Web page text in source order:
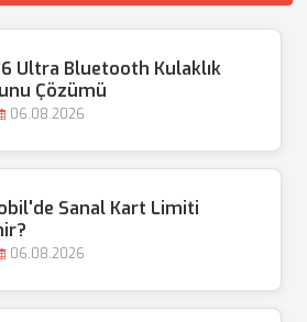
Ultra Bluetooth Kulaklık
Çözümü
06.08.2026
Sanal Kart Limiti
06.08.2026